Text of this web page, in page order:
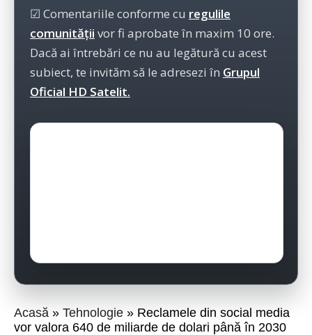
☑ Comentariile conforme cu regulile
comunității vor fi aprobate în maxim 10 ore.
Dacă ai întrebări ce nu au legătură cu acest
subiect, te invităm să le adresezi în Grupul
Oficial HD Satelit.
Acasă Tehnologie
Reclamele din social media
vor valora 640 de miliarde de dolari până în 2030